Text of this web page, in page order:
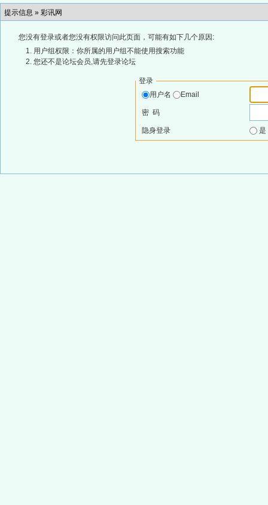
提示信息 » 彩讯网
您没有登录或者您没有权限访问此页面，可能有如下几个原因:
用户组权限：你所属的用户组不能使用搜索功能
您还不是论坛会员,请先登录论坛
登录
用户名
Email
密 码
隐身登录